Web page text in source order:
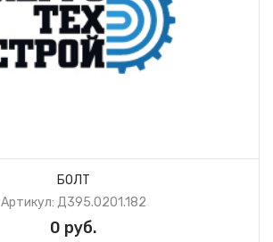
БОЛТ
Артикул: Д395.0201.182
0 руб.